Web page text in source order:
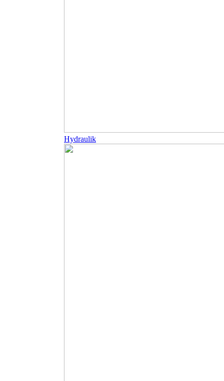
Hydraulik